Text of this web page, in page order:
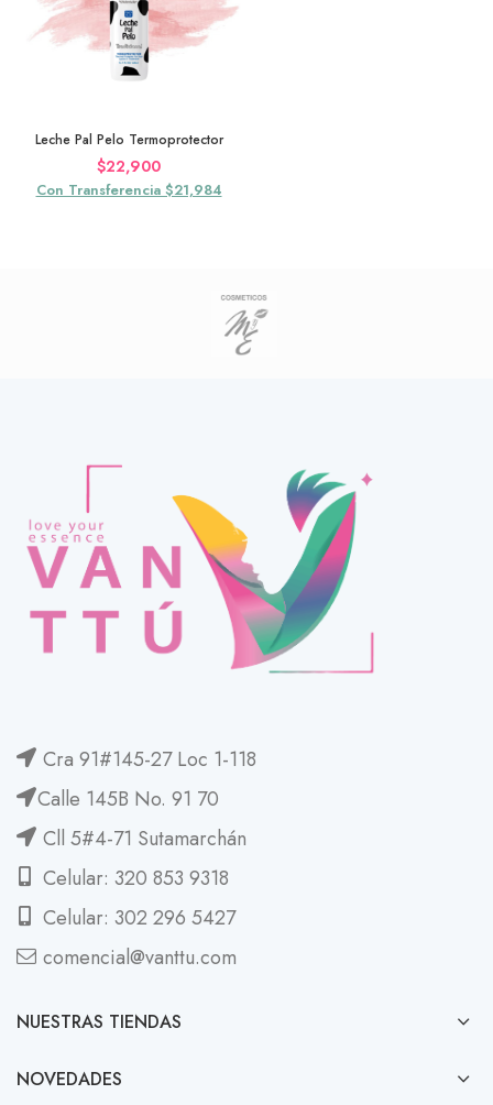
Leche Pal Pelo Termoprotector
$22,900
Con Transferencia $21,984
Cra 91#145-27 Loc 1-118
Calle 145B No. 91 70
Cll 5#4-71 Sutamarchán
Celular: 320 853 9318
Celular: 302 296 5427
comencial@vanttu.com
NUESTRAS TIENDAS
NOVEDADES